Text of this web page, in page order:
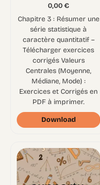
0,00€
Chapitre 3 : Résumer une
série statistique à
caractère quantitatif –
Télécharger exercices
corrigés Valeurs
Centrales (Moyenne,
Médiane, Mode) :
Exercices et Corrigés en
PDF à imprimer.
Download